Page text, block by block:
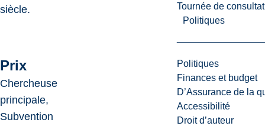
Tournée de
Politiques
Politiques
Finances et budget
D’Assurance de la
Accessibilité
Droit d’auteur
siècle.
Prix
Chercheuse
principale,
Subvention